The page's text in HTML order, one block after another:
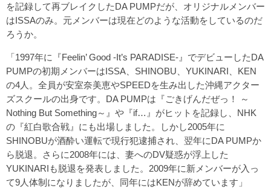
を記録して再ブレイクしたDA PUMPだが、オリジナルメンバー
はISSAのみ。元メンバーは現在どのような活動をしているのだ
ろうか。
「1997年に『Feelin’ Good -It’s PARADISE-』でデビューしたDA
PUMPの初期メンバーはISSA、SHINOBU、YUKINARI、KEN
の4人。全員が安室奈美恵やSPEEDを生み出した沖縄アクター
ズスクールの出身です。DA PUMPは『ごきげんだぜっ！ ～
Nothing But Something～』や『if…』がヒットを記録し、NHK
の『紅白歌合戦』にも出場しました。しかし2005年に
SHINOBUが酒酔い運転で現行犯逮捕され、翌年にDA PUMPか
ら脱退。さらに2008年には、妻へのDV疑惑が浮上した
YUKINARIも脱退を発表しました。2009年に新メンバーが入っ
て9人体制になりましたが、同年にはKENが辞めています」